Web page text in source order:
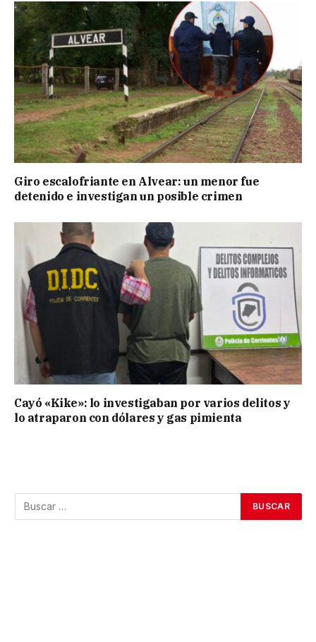
Giro escalofriante en Alvear: un menor fue
detenido e investigan un posible crimen
Cayó «Kike»: lo investigaban por varios delitos y
lo atraparon con dólares y gas pimienta